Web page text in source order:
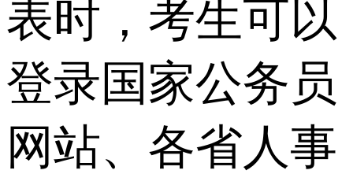
表时，考生可以
登录国家公务员
网站、各省人事